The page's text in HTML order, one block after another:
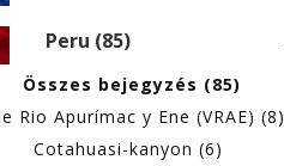
Peru (85)
Összes bejegyzés (85)
Rio Apurímac y Ene (VRAE) (8)
Cotahuasi-kanyon (6)